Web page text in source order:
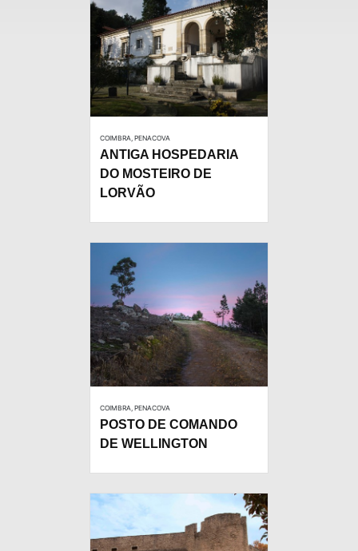
COIMBRA, PENACOVA
ANTIGA HOSPEDARIA
DO MOSTEIRO DE
LORVÃO
COIMBRA, PENACOVA
POSTO DE COMANDO
DE WELLINGTON